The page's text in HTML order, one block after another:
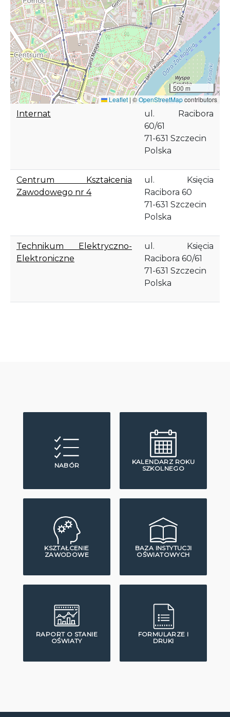
500 m
Leaflet | ©OpenStreetMapcontributors
Internat
ul. Racibora
60/61
71-631 Szczecin
Polska
Centrum Kształcenia
Zawodowego nr 4
ul. Księcia
Racibora 60
71-631 Szczecin
Polska
Technikum Elektryczno-
Elektroniczne
ul. Księcia
Racibora 60/61
71-631 Szczecin
Polska
NABÓR
KALENDARZ ROKU
SZKOLNEGO
KSZTAŁCENIE
ZAWODOWE
BAZA INSTYTUCJI
OŚWIATOWYCH
RAPORT O STANIE
OŚWIATY
FORMULARZE I
DRUKI